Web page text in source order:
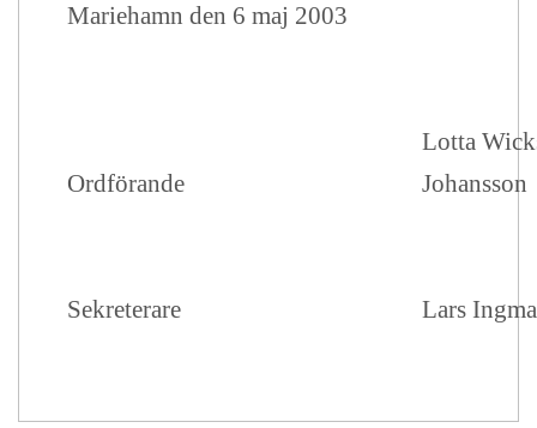
Mariehamn den 6 maj 2003
Ordförande
Lotta
Johansson
Sekreterare Lars